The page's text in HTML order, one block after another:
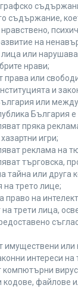
съдържание,
на
или
нрави;
права или
и
или
България е
пряка
игри;
реклама на
търговска,
тайна или друга
трето лице;
право на
на трети лица,
имуществени
интереси на
файлове